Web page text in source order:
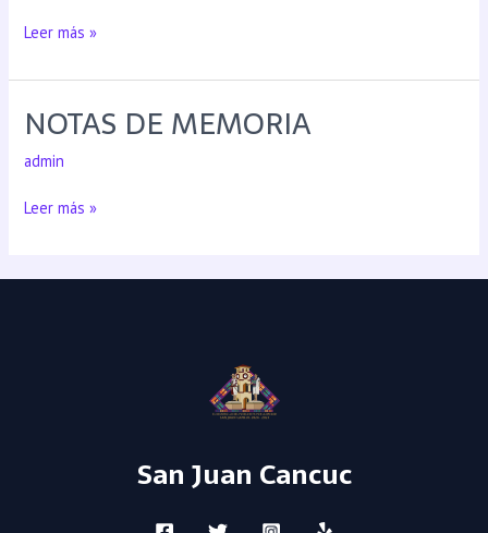
Leer más »
NOTAS DE MEMORIA
admin
Leer más »
San Juan Cancuc